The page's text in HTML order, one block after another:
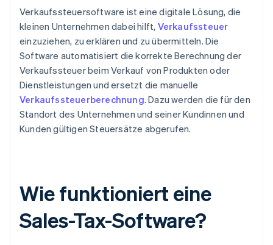
Verkaufssteuersoftware ist eine digitale Lösung, die
kleinen Unternehmen dabei hilft, Verkaufssteuer
einzuziehen, zu erklären und zu übermitteln. Die
Software automatisiert die korrekte Berechnung der
Verkaufssteuer beim Verkauf von Produkten oder
Dienstleistungen und ersetzt die manuelle
Verkaufssteuerberechnung. Dazu werden die für den
Standort des Unternehmen und seiner Kundinnen und
Kunden gültigen Steuersätze abgerufen.
Wie funktioniert eine
Sales-Tax-Software?